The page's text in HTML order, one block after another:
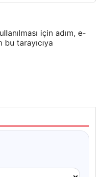
için adım, e-
tarayıcıya